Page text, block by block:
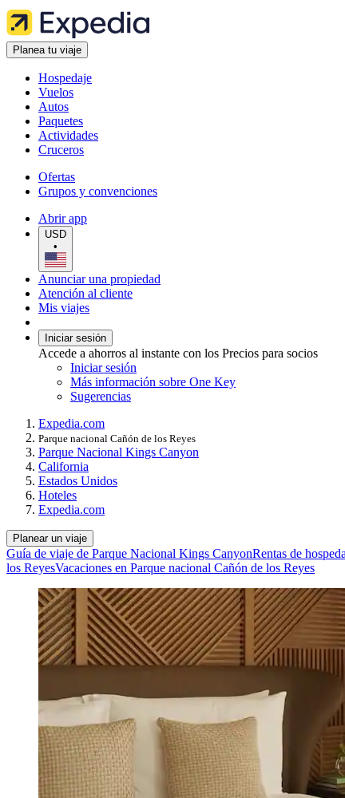
Planea tu viaje
Hospedaje
Vuelos
Autos
Paquetes
Actividades
Cruceros
Ofertas
Grupos y convenciones
Abrir app
USD
•
Anunciar una propiedad
Atención al cliente
Mis viajes
Iniciar sesión
Accede a ahorros al instante con los Precios para socios
Iniciar sesión
Más información sobre One Key
Sugerencias
Expedia.com
Parque nacional Cañón de los Reyes
Parque Nacional Kings Canyon
California
Estados Unidos
Hoteles
Expedia.com
Planear un viaje
Guía de viaje de Parque Nacional Kings CanyonRentas de
los ReyesVacaciones en Parque nacional Cañón de los Reyes